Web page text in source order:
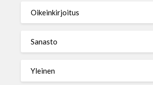
Oikeinkirjoitus
Sanasto
Yleinen